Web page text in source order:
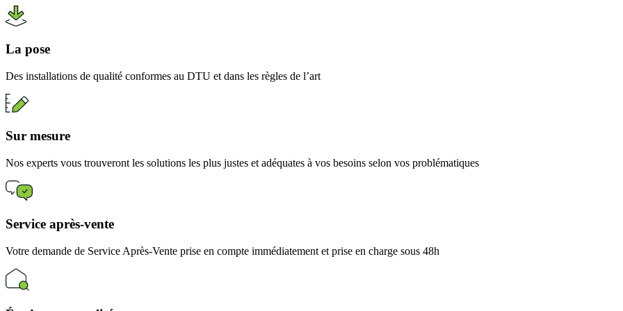
La pose
Des installations de qualité conformes au DTU et dans les règles de l’art
Sur mesure
Nos experts vous trouveront les solutions les plus justes et adéquates à vos besoins selon vos problématiques
Service après-vente
Votre demande de Service Après-Vente prise en compte immédiatement et prise en charge sous 48h